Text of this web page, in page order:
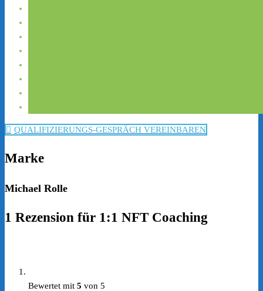
QUALIFIZIERUNGS-GESPRÄCH VEREINBAREN
Marke
Michael Rolle
1 Rezension für 1:1 NFT Coaching
Bewertet mit 5 von 5